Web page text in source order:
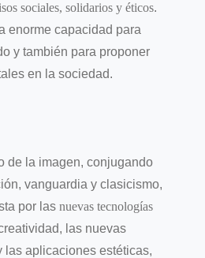
sociales, solidarios y éticos.
enorme capacidad para
y también para proponer
en la sociedad.
de la imagen, conjugando
vanguardia y clasicismo,
por las nuevas tecnologías
las nuevas
las aplicaciones estéticas,